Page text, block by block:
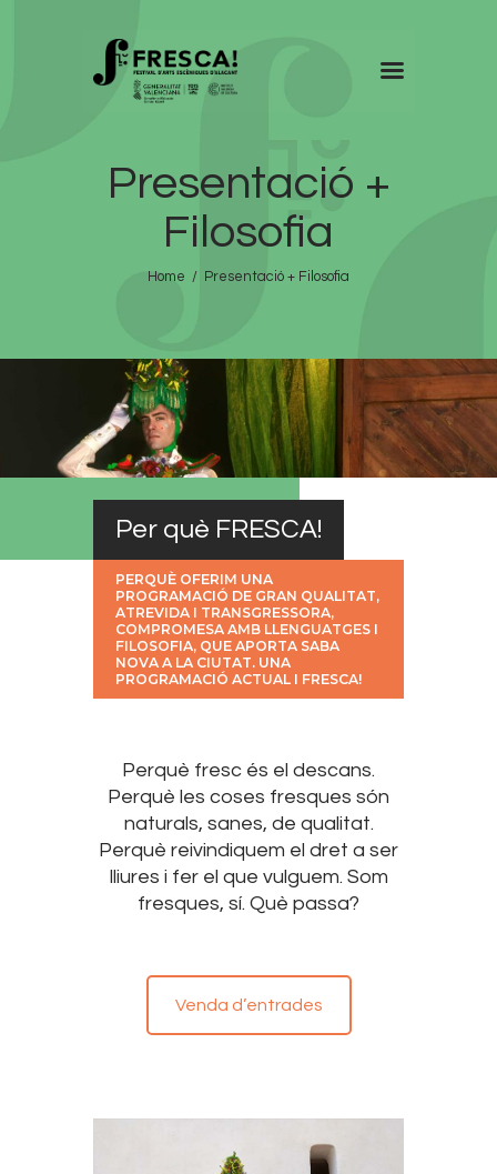
Presentació +
Filosofia
Home Presentació + Filosofia
Programa
Informació d’interés
Contacte
Per què FRESCA!
PERQUÈ OFERIM UNA
PROGRAMACIÓ DE GRAN QUALITAT,
ATREVIDA I TRANSGRESSORA,
COMPROMESA AMB LLENGUATGES I
FILOSOFIA, QUE APORTA SABA
NOVA A LA CIUTAT. UNA
PROGRAMACIÓ ACTUAL I FRESCA!
Perquè fresc és el descans.
Perquè les coses fresques són
naturals, sanes, de qualitat.
Perquè reivindiquem el dret a ser
lliures i fer el que vulguem. Som
fresques, sí. Què passa?
Venda d’entrades